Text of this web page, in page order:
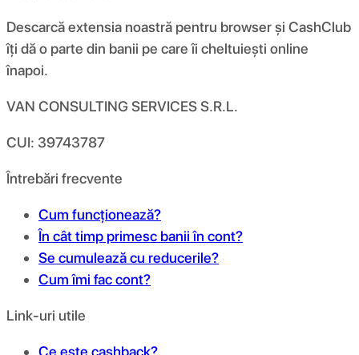
Descarcă extensia noastră pentru browser și CashClub
îți dă o parte din banii pe care îi cheltuiești online
înapoi.
VAN CONSULTING SERVICES S.R.L.
CUI: 39743787
Întrebări frecvente
Cum funcționează?
În cât timp primesc banii în cont?
Se cumulează cu reducerile?
Cum îmi fac cont?
Link-uri utile
Ce este cashback?